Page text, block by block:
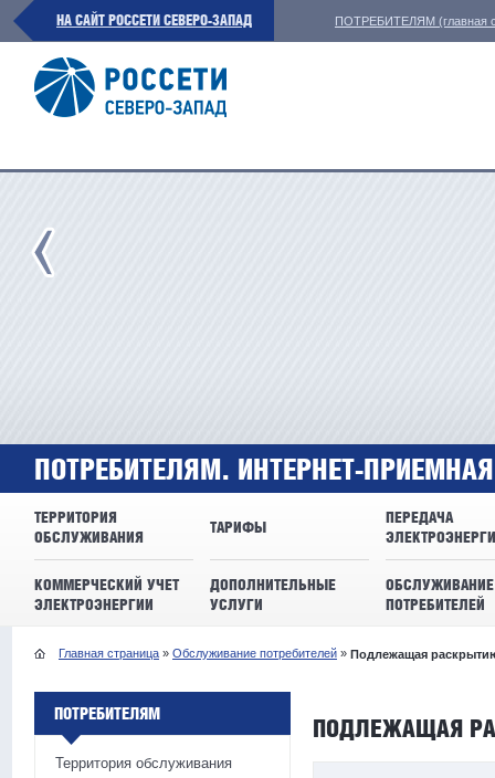
НА САЙТ РОССЕТИ СЕВЕРО-ЗАПАД ПОТРЕБИТЕЛЯМ (главная
ПОТРЕБИТЕЛЯМ. ИНТЕРНЕТ-
ТЕРРИТОРИЯ
ОБСЛУЖИВАНИЯ
ТАРИФЫ
ПЕРЕДАЧА
КОММЕРЧЕСКИЙ УЧЕТ
ЭЛЕКТРОЭНЕРГИИ
ДОПОЛНИТЕЛЬНЫЕ
УСЛУГИ
ОБСЛУЖИВАНИЕ
ПОТРЕБИТЕЛЕЙ
Главная страница » Обслуживание потребителей » Подлежащая
ПОТРЕБИТЕЛЯМ
Территория обслуживания
ПОДЛЕЖАЩАЯ